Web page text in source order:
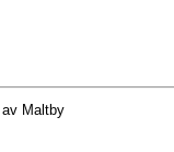
av Maltby